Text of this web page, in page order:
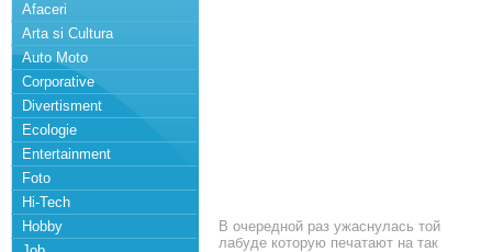
Afaceri
Arta si Cultura
Auto Moto
Corporative
Divertisment
Ecologie
Entertainment
Foto
Hi-Tech
Hobby
В очередной раз ужаснулась той
лабуде которую печатают на так